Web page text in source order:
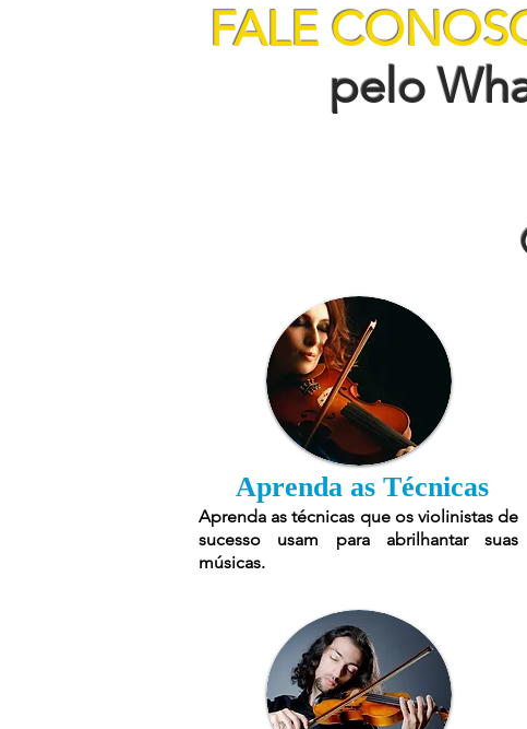
FALE
pelo
Aprenda as Técnicas
Aprenda as técnicas que os violinistas de
sucesso usam para abrilhantar suas
músicas.